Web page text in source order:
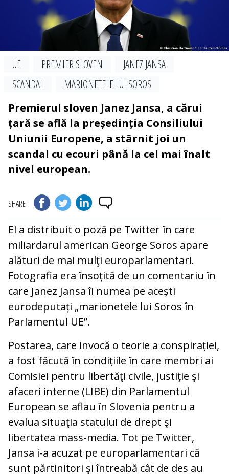
UE PREMIER SLOVEN
JANEZ JANSA
SCANDAL
MARIONETELE LUI SOROS
Premierul sloven Janez Jansa, a cărui
țară se află la președinția Consiliului
Uniunii Europene, a stârnit joi un
scandal cu ecouri până la cel mai înalt
nivel european.
SHARE
El a distribuit o poză pe Twitter în care
miliardarul american George Soros apare
alături de mai mulţi europarlamentari.
Fotografia era însoțită de un comentariu în
care Janez Jansa îi numea pe acești
eurodeputați „marionetele lui Soros în
Parlamentul UE”.
Postarea, care invocă o teorie a conspirației,
a fost făcută în condițiile în care membri ai
Comisiei pentru libertăţi civile, justiţie şi
afaceri interne (LIBE) din Parlamentul
European se aflau în Slovenia pentru a
evalua situaţia statului de drept şi
libertatea mass-media. Tot pe Twitter,
Jansa i-a acuzat pe europarlamentari că
sunt părtinitori şi întreabă cât de des au